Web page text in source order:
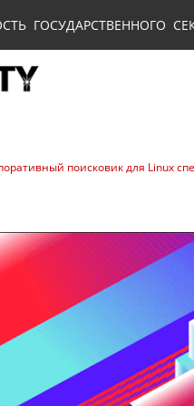
ГОСУДАРСТВЕННОГО
поисковик для Linux